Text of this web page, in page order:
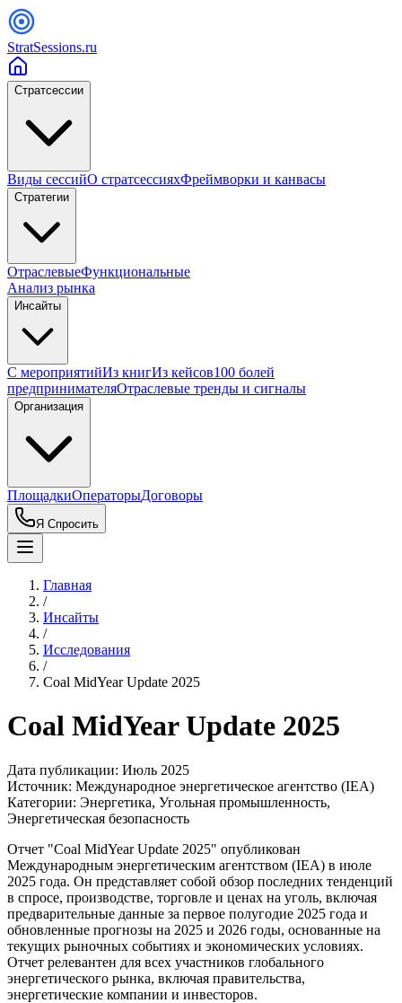
StratSessions.ru
Стратсессии
Виды сессийО стратсессияхФреймворки и канвасы
Стратегии
ОтраслевыеФункциональные
Анализ рынка
Инсайты
С мероприятийИз книгИз кейсов100 болей
предпринимателяОтраслевые тренды и сигналы
Организация
ПлощадкиОператорыДоговоры
Я Спросить
Главная
/
Инсайты
/
Исследования
/
Coal MidYear Update 2025
Coal MidYear Update 2025
Дата публикации: Июль 2025
Источник: Международное энергетическое агентство (IEA)
Категории: Энергетика, Угольная промышленность,
Энергетическая безопасность
Отчет "Coal MidYear Update 2025" опубликован
Международным энергетическим агентством (IEA) в июле
2025 года. Он представляет собой обзор последних тенденций
в спросе, производстве, торговле и ценах на уголь, включая
предварительные данные за первое полугодие 2025 года и
обновленные прогнозы на 2025 и 2026 годы, основанные на
текущих рыночных событиях и экономических условиях.
Отчет релевантен для всех участников глобального
энергетического рынка, включая правительства,
энергетические компании и инвесторов.